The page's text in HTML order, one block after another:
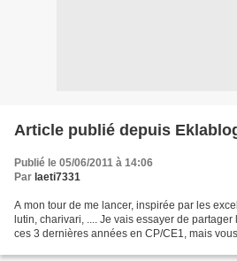
Article publié depuis
Publié le 05/06/2011 à 14:06
Par laeti7331
A mon tour de me lancer, inspirée par les
lutin, charivari, .... Je vais essayer de
ces 3 dernières années en CP/CE1, mais